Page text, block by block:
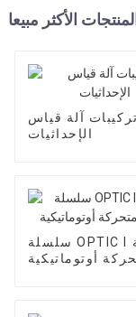
المنتجات الأكثر مبيعا
تركيبات آلة قياس
الإحداثيات
سلسلة OPTIC I طاولة
أوتوماتيكية